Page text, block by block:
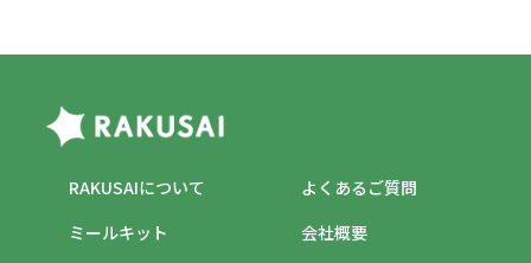
RAKUSAIについて
ミールキット
よくあるご質問
会社概要